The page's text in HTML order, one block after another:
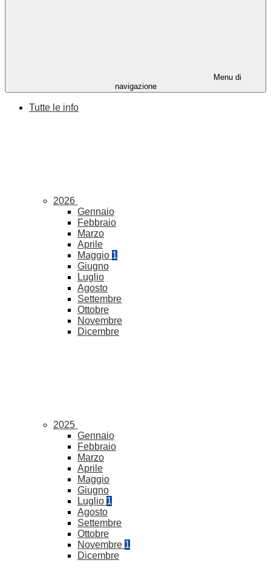
Menu di
navigazione
Tutte le info
2026
Gennaio
Febbraio
Marzo
Aprile
Maggio 1
Giugno
Luglio
Agosto
Settembre
Ottobre
Novembre
Dicembre
2025
Gennaio
Febbraio
Marzo
Aprile
Maggio
Giugno
Luglio 1
Agosto
Settembre
Ottobre
Novembre 1
Dicembre